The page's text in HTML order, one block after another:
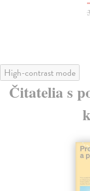
High-contrast mode
Čitatelia s